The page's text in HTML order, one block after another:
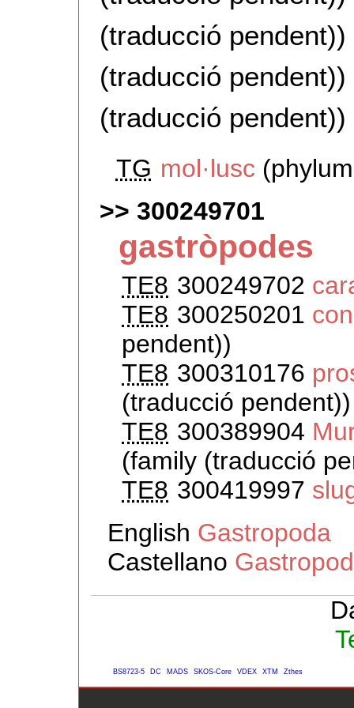
(traducció pendent))
(traducció pendent))
(traducció pendent))
TG mol·lusc
300249701
gastròpodes
TE8 300249702
TE8 300250201
pendent))
TE8 300310176
(traducció
TE8 300389904
(family (traducció
TE8 300419997
English Gastropoda
Castellano
BS8723-5 DC MADS SKOS-Core VDEX XTM Zthes